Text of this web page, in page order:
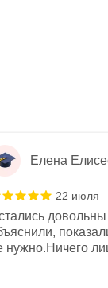
Елена
22 июля
нужно.Ничего